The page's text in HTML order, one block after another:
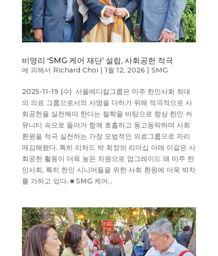
비영리 ‘SMG 케어 재단’ 설립, 사회공헌 적극
에 의해서 Richard Choi | 1월 12, 2026 | SMG
2025-11-19 (수) 서울메디칼그룹은 미주 한인사회 최대
의 의료 그룹으로서의 사명을 다하기 위해 적극적으로 사
회공헌을 실천해야 한다는 철학을 바탕으로 항상 한인 커
뮤니티 속으로 들어가 함께 호흡하고 동고동락하며 사회
환원을 적극 실천하는 가장 모범적인 의료그룹으로 자리
매김해왔다. 특히 리처드 박 회장의 리더십 아래 이같은 사
회공헌 활동이 더욱 높은 차원으로 업그레이드 돼 미주 한
인사회, 특히 한인 시니어들을 위한 사회 환원에 더욱 박차
를 가하고 있다. ■ SMG 케어...